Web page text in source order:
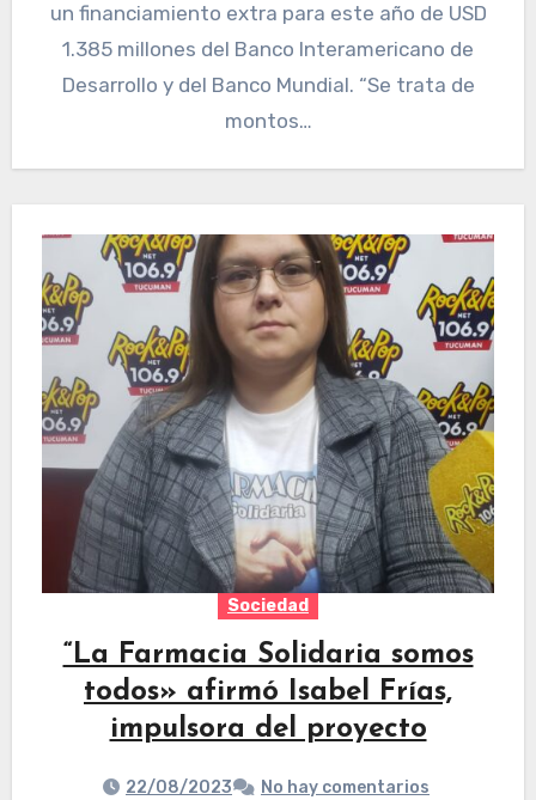
un financiamiento extra para este año de USD
1.385 millones del Banco Interamericano de
Desarrollo y del Banco Mundial. “Se trata de
montos…
Sociedad
“La Farmacia Solidaria somos
todos» afirmó Isabel Frías,
impulsora del proyecto
22/08/2023 No hay comentarios